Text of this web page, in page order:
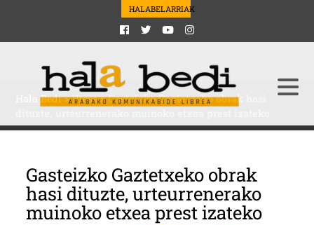
HALABELARRIAK
Hala Bedi>Press>Gasteizko Gaztetxeko obrak hasi
Gasteizko Gaztetxeko obrak
hasi dituzte, urteurrenerako
muinoko etxea prest izateko